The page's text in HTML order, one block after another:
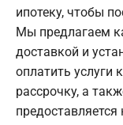
ипотеку, чтобы
Мы предлагаем
доставкой и
оплатить
рассрочку, а